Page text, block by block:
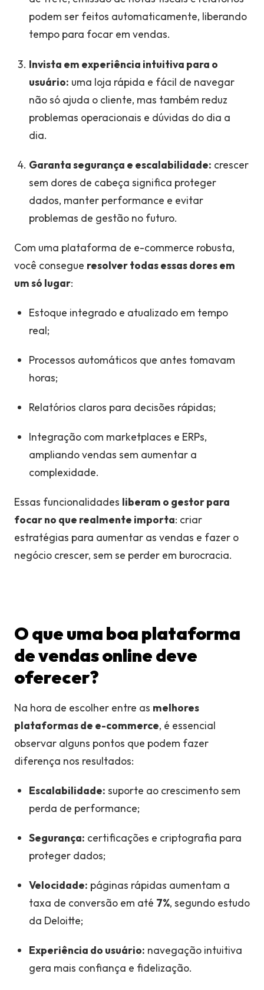
podem ser feitos automaticamente, liberando
tempo para focar em vendas.
Invista em experiência intuitiva para o
usuário: uma loja rápida e fácil de navegar
não só ajuda o cliente, mas também reduz
problemas operacionais e dúvidas do dia a
dia.
Garanta segurança e escalabilidade: crescer
sem dores de cabeça significa proteger
dados, manter performance e evitar
problemas de gestão no futuro.
Com uma plataforma de e-commerce robusta,
você consegue resolver todas essas dores em
um só lugar:
Estoque integrado e atualizado em tempo
real;
Processos automáticos que antes tomavam
horas;
Relatórios claros para decisões rápidas;
Integração com marketplaces e ERPs,
ampliando vendas sem aumentar a
complexidade.
Essas funcionalidades liberam o gestor para
focar no que realmente importa: criar
estratégias para aumentar as vendas e fazer o
negócio crescer, sem se perder em burocracia.
O que uma boa plataforma
de vendas online deve
oferecer?
Na hora de escolher entre as melhores
plataformas de e-commerce, é essencial
observar alguns pontos que podem fazer
diferença nos resultados:
Escalabilidade: suporte ao crescimento sem
perda de performance;
Segurança: certificações e criptografia para
proteger dados;
Velocidade: páginas rápidas aumentam a
taxa de conversão em até 7%, segundo estudo
da Deloitte;
Experiência do usuário: navegação intuitiva
gera mais confiança e fidelização.